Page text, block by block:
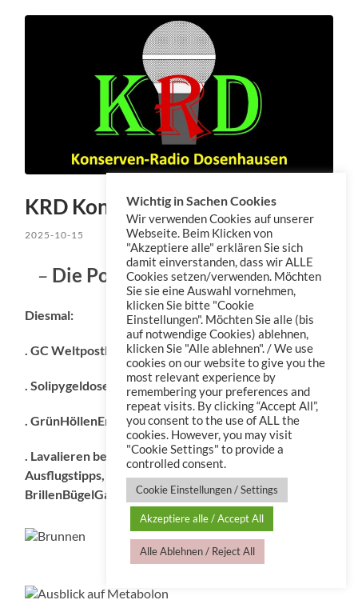
KRD Konserve 242
2025-10-15
– Die Potpourriös-LiveWartige –
Diesmal:
. GC Weltpostkartentag
. Solipygeldosen im WDR
. GrünHöllenErlebnis
. Lavalieren beim GeoCacheLiveWartieren nebst
Ausflugstipps, AltcacheGates, Serienempfehlung,
BrillenBügelGate, DixiGate und FinalGate
Brunnen in Bickenbach
Wichtig in Sachen Cookies
Wir verwenden Cookies auf unserer
Webseite. Beim Klicken von
"Akzeptiere alle" erklären Sie sich
damit einverstanden, dass wir ALLE
Cookies setzen/verwenden. Möchten
Sie sie eine Auswahl vornehmen,
klicken Sie bitte "Cookie
Einstellungen". Möchten Sie alle (bis
auf notwendige Cookies) ablehnen,
klicken Sie "Alle ablehnen". / We use
cookies on our website to give you the
most relevant experience by
remembering your preferences and
repeat visits. By clicking “Accept All”,
you consent to the use of ALL the
cookies. However, you may visit
"Cookie Settings" to provide a
controlled consent.
Cookie Einstellungen / Settings
Akzeptiere alle / Accept All
Alle Ablehnen / Reject All